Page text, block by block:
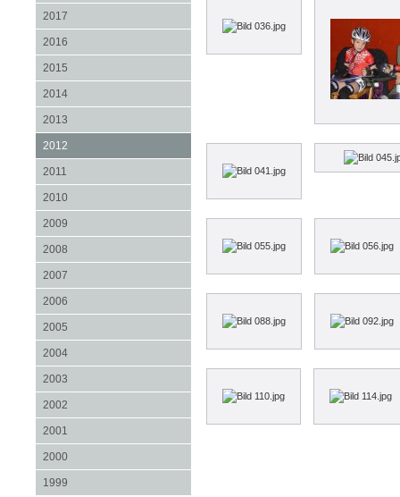
2017
2016
2015
2014
2013
2012
2011
2010
2009
2008
2007
2006
2005
2004
2003
2002
2001
2000
1999